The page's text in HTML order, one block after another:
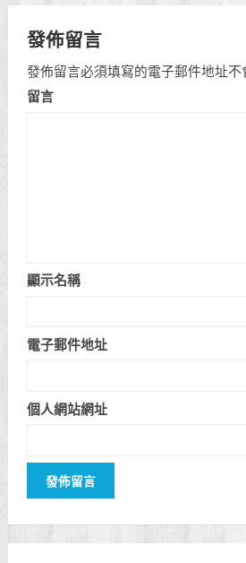
發佈留言
發佈留言必須填寫的電子郵件地址不
留言
顯示名稱
電子郵件地址
個人網站網址